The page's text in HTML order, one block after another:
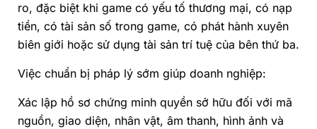
ro, đặc biệt khi game có yếu tố thương mại, có nạp
tiền, có tài sản số trong game, có phát hành xuyên
biên giới hoặc sử dụng tài sản trí tuệ của bên thứ ba.
Việc chuẩn bị pháp lý sớm giúp doanh nghiệp:
Xác lập hồ sơ chứng minh quyền sở hữu đối với mã
nguồn, giao diện, nhân vật, âm thanh, hình ảnh và